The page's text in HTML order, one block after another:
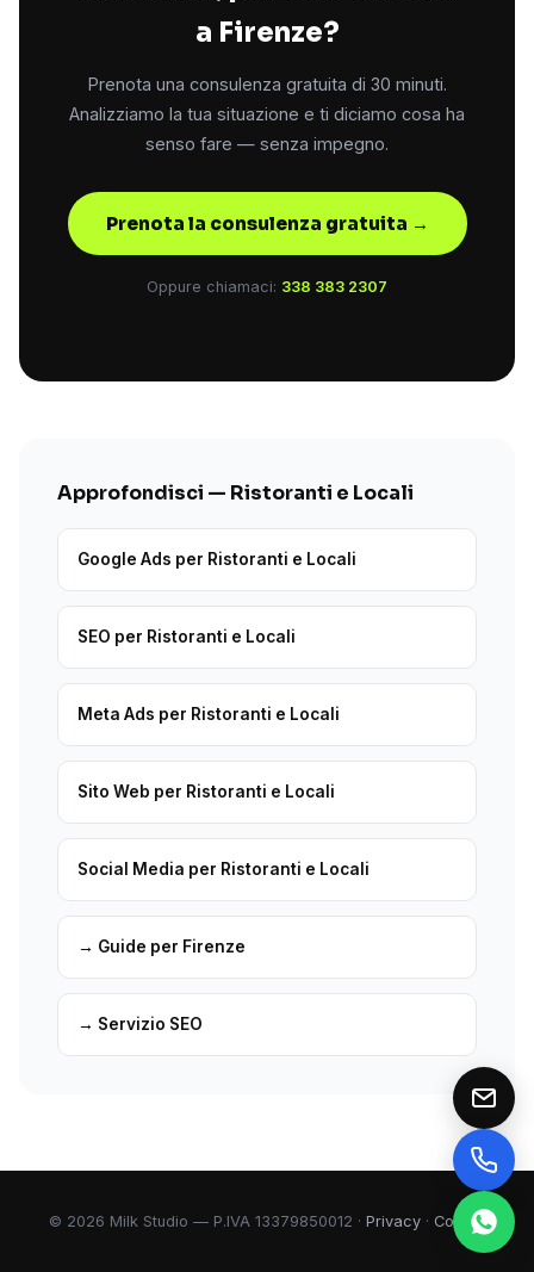
a Firenze?
Prenota una consulenza gratuita di 30 minuti.
Analizziamo la tua situazione e ti diciamo cosa ha
senso fare — senza impegno.
Prenota la consulenza gratuita →
Oppure chiamaci: 338 383 2307
Approfondisci — Ristoranti e Locali
Google Ads per Ristoranti e Locali
SEO per Ristoranti e Locali
Meta Ads per Ristoranti e Locali
Sito Web per Ristoranti e Locali
Social Media per Ristoranti e Locali
→ Guide per Firenze
→ Servizio SEO
© 2026 Milk Studio — P.IVA 13379850012 · Privacy · Cookie